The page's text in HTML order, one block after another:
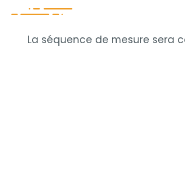
La séquence de mesure sera